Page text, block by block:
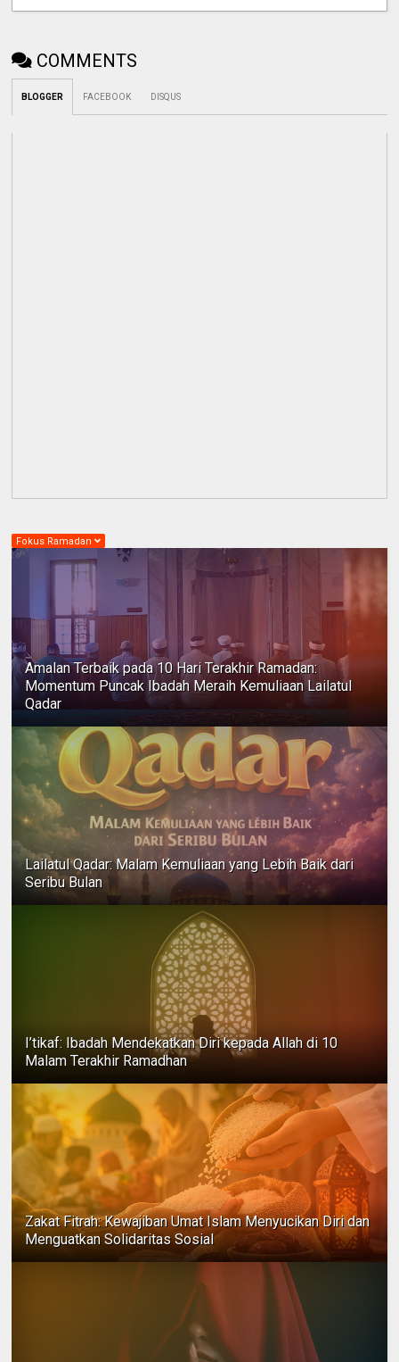
COMMENTS
BLOGGER FACEBOOK DISQUS
Fokus Ramadan
Amalan Terbaik pada 10 Hari Terakhir Ramadan:
Momentum Puncak Ibadah Meraih Kemuliaan Lailatul
Qadar
Lailatul Qadar: Malam Kemuliaan yang Lebih Baik dari
Seribu Bulan
I’tikaf: Ibadah Mendekatkan Diri kepada Allah di 10
Malam Terakhir Ramadhan
Zakat Fitrah: Kewajiban Umat Islam Menyucikan Diri dan
Menguatkan Solidaritas Sosial